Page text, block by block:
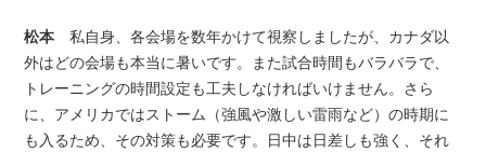
松本 私自身、各会場を数年かけて視察しましたが、カナダ以
外はどの会場も本当に暑いです。また試合時間もバラバラで、
トレーニングの時間設定も工夫しなければいけません。さら
に、アメリカではストーム（強風や激しい雷雨など）の時期に
も入るため、その対策も必要です。日中は日差しも強く、それ